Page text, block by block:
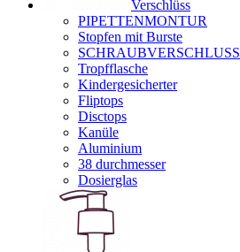
Verschlüss
PIPETTENMONTUR
Stopfen mit Burste
SCHRAUBVERSCHLUSS
Tropfflasche
Kindergesicherter
Fliptops
Disctops
Kanüle
Aluminium
38 durchmesser
Dosierglas